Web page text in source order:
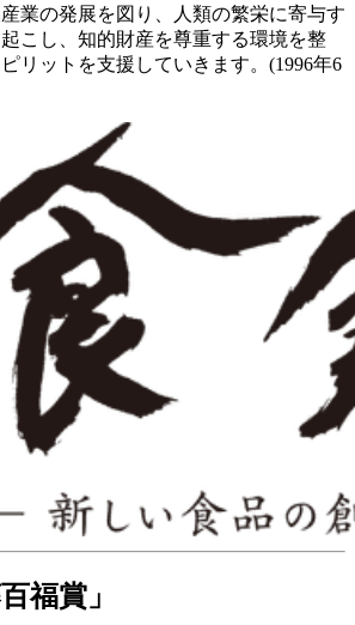
産業の発展を図り、人類の繁栄に寄与す
こし、知的財産を尊重する環境を整
リットを支援していきます。(1996年6
福賞」